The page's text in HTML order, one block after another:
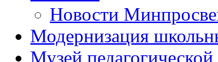
Новости
Модернизация
Музей